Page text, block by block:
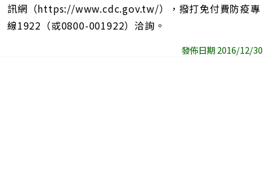
訊網（https://www.cdc.gov.tw/），撥打免付費防疫專
線1922（或0800-001922）洽詢。
發佈日期 2016/12/30